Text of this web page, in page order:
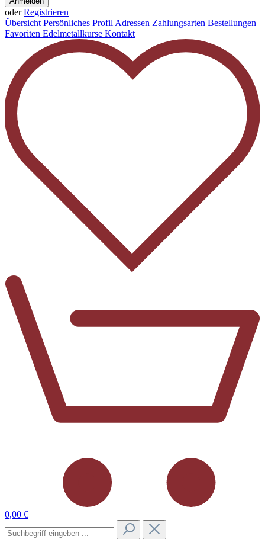
oderRegistrieren
ÜbersichtPersönliches ProfilAdressen Zahlungsarten Bestellungen
Favoriten Edelmetallkurse Kontakt
0,00 €